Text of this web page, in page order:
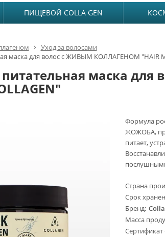
ПИЩЕВОЙ COLLA GEN
Уход за волосами
маска для волос с ЖИВЫМ КОЛЛАГЕНОМ "HAIR
питательная маска
Формула
ЖОЖОБА,
питает,
Страна
Срок
Бренд
Масса
Сертификат